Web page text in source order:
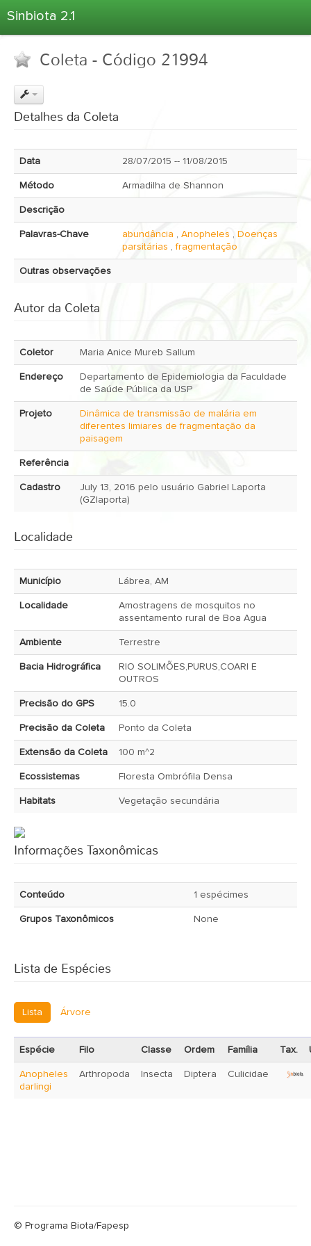
Sinbiota 2.1
Informações Ambientais
Coletas
Atlas 2.1
Estatísticas
Sobre o Sinbiota
Coleta - Código 21994
Detalhes da Coleta
Data 28/07/2015 -- 11/08/2015
Método Armadilha de Shannon
Descrição
Palavras-Chave abundância , Anopheles , Doenças
parsitárias ,fragmentação
Outras observações
Autor da Coleta
Coletor Maria Anice Mureb Sallum
Endereço
Departamento de Epidemiologia da Faculdade
de Saúde Pública da USP
Projeto
Dinâmica de transmissão de malária em
diferentes limiares de fragmentação da
paisagem
Referência
Cadastro
July 13, 2016 pelo usuário Gabriel Laporta
(GZlaporta)
Localidade
Município Lábrea, AM
Localidade
Amostragens de mosquitos no
assentamento rural de Boa Agua
Ambiente Terrestre
Bacia Hidrográfica
RIO SOLIMÕES,PURUS,COARI E
OUTROS
Precisão do GPS 15.0
Precisão da Coleta Ponto da Coleta
Extensão da Coleta 100 m^2
Ecossistemas Floresta Ombrófila Densa
Habitats Vegetação secundária
Informações Taxonômicas
Conteúdo 1 espécimes
Grupos Taxonômicos None
Lista de Espécies
Lista Árvore
Espécie Filo Classe Ordem Família Tax.
Anopheles
darlingi
Arthropoda Insecta Diptera Culicidae
© Programa Biota/Fapesp